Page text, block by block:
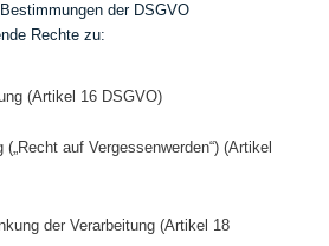
der DSGVO
Rechte zu:
(Artikel 16 DSGVO)
auf Vergessenwerden“) (Artikel
der Verarbeitung (Artikel 18